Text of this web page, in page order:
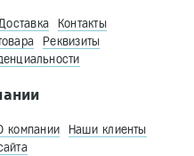
Контакты
Реквизиты
компании
Наши клиенты